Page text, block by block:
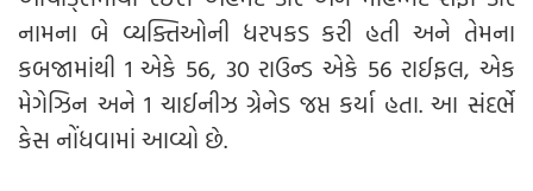
નામના બે વ્યક્તિઓની ધરપકડ કરી હતી અને તેમના
કબજામાંથી 1 એકે 56, 30 રાઉન્ડ એકે 56 રાઈફલ, એક
મેગેઝિન અને 1 ચાઈનીઝ ગ્રેનેડ જપ્ત કર્યા હતા. આ સંદર્ભે
કેસ નોંધવામાં આવ્યો છે.